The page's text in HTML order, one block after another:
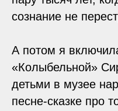
сознание не
А потом я
«Колыбельной»
детьми в музее
песне-сказке про